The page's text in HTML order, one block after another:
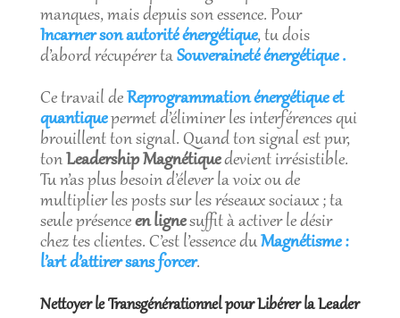
manques, mais depuis son essence. Pour
Incarner son autorité énergétique, tu dois
d’abord récupérer taSouveraineté énergétique .
Ce travail deReprogrammation énergétique et
quantiquepermet d’éliminer les interférences qui
brouillent ton signal. Quand ton signal est pur,
tonLeadership Magnétiquedevient irrésistible.
Tu n’as plus besoin d’élever la voix ou de
multiplier les posts sur les réseaux sociaux ; ta
seule présenceen lignesuffit à activer le désir
chez tes clientes. C’est l’essence duMagnétisme :
l’art d’attirer sans forcer.
Nettoyer le Transgénérationnel pour Libérer la Leader